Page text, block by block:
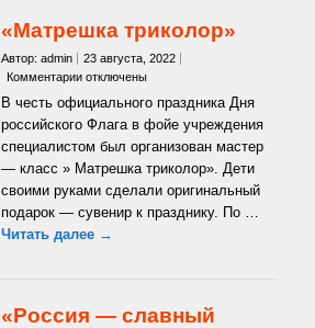
«Матрешка триколор»
Автор: admin
23 августа, 2022
Комментариик
«Матрешка
триколор»
отключены
В честь официального праздника Дня
российского Флага в фойе учреждения
специалистом был организован мастер
— класс » Матрешка триколор». Дети
своими руками сделали оригинальный
подарок — сувенир к празднику. По …
Читать далее →
«Россия — славный